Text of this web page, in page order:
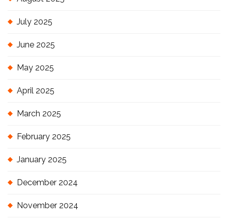
July 2025
June 2025
May 2025
April 2025
March 2025
February 2025
January 2025
December 2024
November 2024